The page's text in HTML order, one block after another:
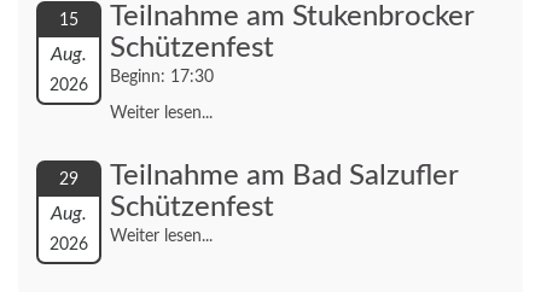
15
Aug.
2026
Teilnahme am Stukenbrocker
Schützenfest
Beginn: 17:30
Weiter lesen...
29
Aug.
2026
Teilnahme am Bad Salzufler
Schützenfest
Weiter lesen...